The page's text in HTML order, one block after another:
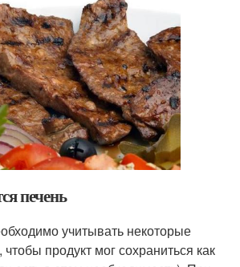
печень
учитывать некоторые
продукт мог сохраниться как